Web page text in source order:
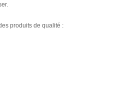
produits de qualité :